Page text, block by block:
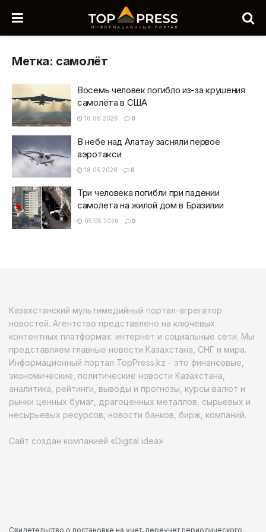
Метка: самолёт
Восемь человек погибло из-за крушения
самолёта в США
16.06.2026 0
В небе над Алатау засняли первое
аэротакси
18.05.2026 0
Три человека погибли при падении
самолета на жилой дом в Бразилии
05.05.2026 0
Казахстанский мультимедийный портал-агрегатор
новостей. Агентство представлено на ключевых
контентных платформах: интернет и социальные сети. Мы
представляем главные новости Казахстана, СНГ и мира.
Информационный портал TopPress.kz - это финансовые,
экономические, политические новости Казахстана,
аналитика, рейтинги, выводы и прогнозы, курсы валют и
рынки ценных бумаг, драгоценных металлов, сырьевых и
несырьевых ресурсов, новости банков, бирж, компаний.
Сайт создан компанией «Digital idea»
Свидетельство о постановке на учет, переучет периодического